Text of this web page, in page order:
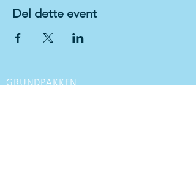
Del dette event
GRUNDPAKKEN